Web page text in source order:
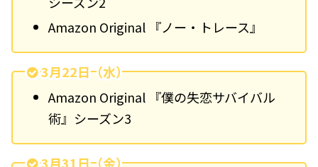
Amazon Original 『ノー・トレース』
3月22日（水）
Amazon Original 『僕の失恋サバイバル
術』シーズン3
3月31日（金）